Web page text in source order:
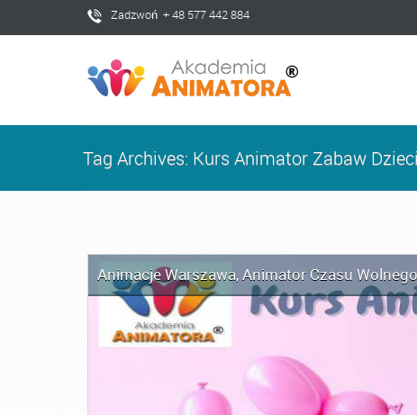
Zadzwoń + 48 577 442 884
Tag Archives: Kurs Animator Zabaw
Animacje Warszawa,Animator Czasu Wolnego